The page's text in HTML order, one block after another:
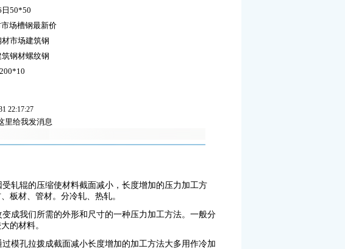
日50*50
场槽钢最新价
市场建筑钢
钢材螺纹钢
22:17:27
轧辊的压缩使材料截面减小，长度增加的压力加工方
板材、管材。分冷轧、热轧。
成我们所需的外形和尺寸的一种压力加工方法。一般分
的材料。
模孔拉拨成截面减小长度增加的加工方法大多用作冷加